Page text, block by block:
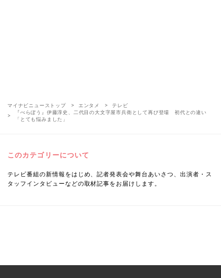
マイナビニューストップ エンタメ
テレビ
『べらぼう』伊藤淳史、二代目の大文字屋市兵衛として再び登場 初代との違い
「とても悩みました」
このカテゴリーについて
テレビ番組の新情報をはじめ、記者発表会や舞台あいさつ、出演者・ス
タッフインタビューなどの取材記事をお届けします。